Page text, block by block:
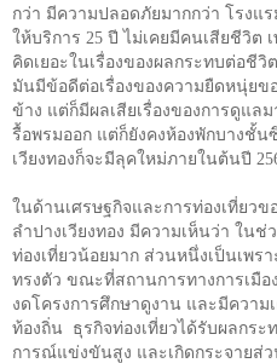
กว่า มีความปลอดภัยมากกว่า โรงแ
ให้บริการ 25 ปี ไม่เคยมีคนเสียชีวิต
คิดเยอะในเรื่องของผลกระทบต่อชี
มันมีข้อดีต่อเรื่องของความยืดหนุ่ย
ข้าง แต่ก็มีผลเสียเรื่องของการดูแล
รื้อพรมออก แต่ก็ยังคงห้องพักบางชั้น
เวียงทองก็จะมีลุคใหม่ภายในต้นปี
ในด้านเศรษฐกิจและการท่องเที่ยว
ลำปางเวียงทอง มีความเห็นว่า ใน
ท่องเที่ยวน้อยมาก ส่วนหนึ่งเป็นเพร
ทรงตัว ขณะที่สถานการทางการเมื
งดโครงการศึกษาดูงาน และมีความ
ท้องถิ่น ธุรกิจท่องเที่ยวได้รับผลกร
การณ์แข่งขันสูง และเกิดกระจายส่